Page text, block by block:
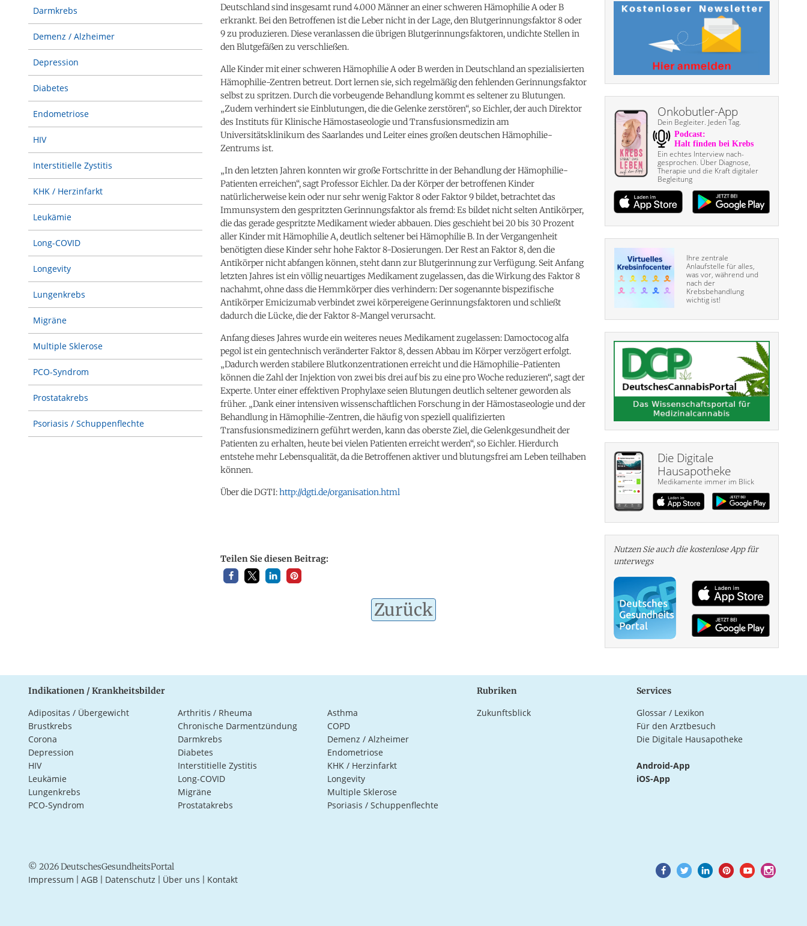
Darmkrebs
Demenz / Alzheimer
Depression
Diabetes
Endometriose
HIV
Interstitielle Zystitis
KHK / Herzinfarkt
Leukämie
Long-COVID
Longevity
Lungenkrebs
Migräne
Multiple Sklerose
PCO-Syndrom
Prostatakrebs
Psoriasis / Schuppenflechte
Deutschland sind insgesamt rund 4.000 Männer an einer schweren Hämophilie A oder B
erkrankt. Bei den Betroffenen ist die Leber nicht in der Lage, den Blutgerinnungsfaktor 8 oder
9 zu produzieren. Diese veranlassen die übrigen Blutgerinnungsfaktoren, undichte Stellen in
den Blutgefäßen zu verschließen.
Alle Kinder mit einer schweren Hämophilie A oder B werden in Deutschland an spezialisierten
Hämophilie-Zentren betreut. Dort lernen sie, sich regelmäßig den fehlenden Gerinnungsfaktor
selbst zu spritzen. Durch die vorbeugende Behandlung kommt es seltener zu Blutungen.
„Zudem verhindert sie Einblutungen, die die Gelenke zerstören“, so Eichler, der auch Direktor
des Instituts für Klinische Hämostaseologie und Transfusionsmedizin am
Universitätsklinikum des Saarlandes und Leiter eines großen deutschen Hämophilie-
Zentrums ist.
„In den letzten Jahren konnten wir große Fortschritte in der Behandlung der Hämophilie-
Patienten erreichen“, sagt Professor Eichler. Da der Körper der betroffenen Kinder
natürlicherweise kein oder nur sehr wenig Faktor 8 oder Faktor 9 bildet, betrachtet das
Immunsystem den gespritzten Gerinnungsfaktor als fremd: Es bildet nicht selten Antikörper,
die das gerade gespritzte Medikament wieder abbauen. Dies geschieht bei 20 bis 30 Prozent
aller Kinder mit Hämophilie A, deutlich seltener bei Hämophilie B. In der Vergangenheit
benötigten diese Kinder sehr hohe Faktor 8-Dosierungen. Der Rest an Faktor 8, den die
Antikörper nicht abfangen können, steht dann zur Blutgerinnung zur Verfügung. Seit Anfang
letzten Jahres ist ein völlig neuartiges Medikament zugelassen, das die Wirkung des Faktor 8
nachahmt, ohne dass die Hemmkörper dies verhindern: Der sogenannte bispezifische
Antikörper Emicizumab verbindet zwei körpereigene Gerinnungsfaktoren und schließt
dadurch die Lücke, die der Faktor 8-Mangel verursacht.
Anfang dieses Jahres wurde ein weiteres neues Medikament zugelassen: Damoctocog alfa
pegol ist ein gentechnisch veränderter Faktor 8, dessen Abbau im Körper verzögert erfolgt.
„Dadurch werden stabilere Blutkonzentrationen erreicht und die Hämophilie-Patienten
können die Zahl der Injektion von zwei bis drei auf bis zu eine pro Woche reduzieren“, sagt der
Experte. Unter einer effektiven Prophylaxe seien Blutungen deutlich seltener geworden als
früher. „Dank einer intensiven wissenschaftlichen Forschung in der Hämostaseologie und der
Behandlung in Hämophilie-Zentren, die häufig von speziell qualifizierten
Transfusionsmedizinern geführt werden, kann das oberste Ziel, die Gelenkgesundheit der
Patienten zu erhalten, heute bei vielen Patienten erreicht werden“, so Eichler. Hierdurch
entstehe mehr Lebensqualität, da die Betroffenen aktiver und blutungsfrei am Leben teilhaben
können.
Über die DGTI:http://dgti.de/organisation.html
Teilen Sie diesen Beitrag:
Zurück
Onkobutler-App
Dein Begleiter. Jeden Tag.
Ein echtes Interview nach­
gesprochen. Über Diagnose,
Therapie und die Kraft digitaler
Begleitung
Ihre zentrale
Anlaufstelle für alles,
was vor, während und
nach der
Krebsbehandlung
wichtig ist!
Die Digitale
Hausapotheke
Medikamente immer im Blick
Nutzen Sie auch die kosten­lose App für
unterwegs
Indikationen / Krankheitsbilder
Adipositas / Übergewicht Arthritis / Rheuma
Asthma
Brustkrebs
Chronische Darmentzündung
COPD
Corona
Darmkrebs
Demenz / Alzheimer
Depression
Diabetes
Endometriose
HIV
Interstitielle Zystitis
KHK / Herzinfarkt
Leukämie
Long-COVID
Longevity
Lungenkrebs
Migräne
Multiple Sklerose
PCO-Syndrom
Prostatakrebs Psoriasis / Schuppenflechte
Rubriken
Zukunftsblick
Services
Glossar / Lexikon
Für den Arztbesuch
Die Digitale Hausapotheke
Android-App
iOS-App
© 2026 DeutschesGesundheitsPortal
Impressum AGB Datenschutz Über uns Kontakt